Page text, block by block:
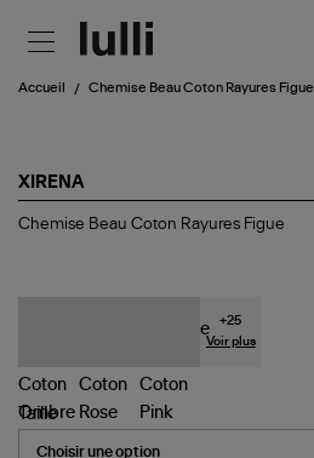
Accueil Chemise Beau Coton Rayures Figue
XIRENA
Chemise
Chemise Beau Coton Rayures Figue
+25
Voir plus
Taille